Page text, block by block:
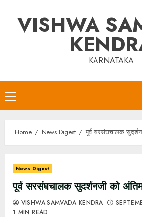
contentVISHWA
KARNATAKA
Primary
Menu
Home News Digest पूर्व सरसंघचालक
News Digest
पूर्व सरसंघचालक सुदर्शनजी को
VISHWA SAMVADA KENDRA
1 MIN READ